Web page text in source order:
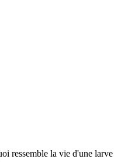
ressemble la vie d'une larve